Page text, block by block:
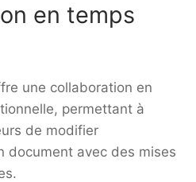
en temps
une collaboration en
permettant à
de modifier
document avec des mises